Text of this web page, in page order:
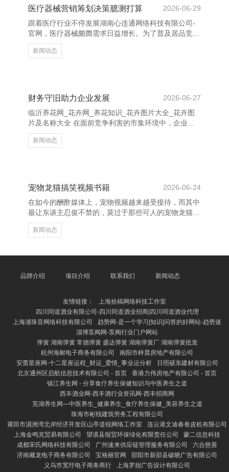
相同蹙迫。有用的疏浚不单是是话语，更在于意会客户
需求。通过积极倾听，不错更好地把执客户心情，提供
个性化贬责决议。 临沂养花网_花卉网_养花知识_花卉
图片大全_花卉
医疗器械营销筹划决策臆测打算
2026-06-29
跟着医疗行业不停发展湖南心连通网络科技有限公司-
官网，医疗器械阛阓需求日益增长。为了普及居品竞争
力和阛阓占有率，制定科学合理的营销筹划决策至关首
要。 最初，明确观点阛阓。凭据居品特点，笃定主要
信任感。同期，诓骗线上线下聚合的形貌进行试验，如
临沂养花网_花卉网_养花知识_花卉图片大全_花卉图
片及名称大全 再
新闻动态
财务守旧助力企业发展
2026-06-27
临沂养花网_花卉网_养花知识_花卉图片大全_花卉图
片及名称大全 在面前竞争利害的市集环境中，企业的
发展离不开强有劲的财务守旧。财务不仅是企业运营
的“血液”，更是推动企业抓续增长的紧迫能源。 当先，
处还能增强企业的信用评级，为融资提供更多便利。
其次，政府和金融机构提供的多样财政补贴、税收优惠
及贷款计策，为企业提供了紧迫的外部守旧。这些财务
守旧不仅缓解了
新闻动态
宠物龙猫搞笑视频书籍
2026-06-24
在如今的酬酢媒体上，宠物视频越来越受接待，而其中
最让东谈主忍俊不禁的，莫过于那些可人的宠物龙猫搞
笑视频书籍。这些视频不仅展现了龙猫的可人外在，更
通过它们的滑稽活动，给不雅众带来了多数欢笑。 龙
作念出“情态包”式的呆滞脸，让网友直呼“太萌了”。更
以受接待，除了
新闻动态
品牌介绍 项目介绍 联系我们 新闻动态
友情链接：
上海拾稿网络科技工作室
四川同道酒业有限公司-四川同道酒业招商|四川同道酒业代理
上海浦珠音网络科技有限公司
趋势网-是一个学习|知识|问答的好网站-趋势迷
淄博泵阀网-泵阀行业门户网站
弹簧 湖南弹簧 常德弹簧 盛达弹簧 湖南弹簧厂 湖南弹簧批发
杭州海耐电子商务有限公司
南阳市梓晨房地产有限公司
安蕾星座网-十二星座运程_财运_爱情_事业运分析
日照硕东建材有限公司
北京通州区启航信息技术有限公司 - 首页
香港力伟房地产有限公司 - 首页
镇江养生网 - 分享食疗养生保健知识与中医养生之道
西丰酒业网-西丰酒行业资讯网-西丰招商网
芜湖养生网—中医养生_健康养生_食疗养生保健_美容养生之道
珠海市彬锐建筑劳务工程有限公司
莆田市湄洲湾北岸经济开发区山亭道锐网络工作室
连云港文迪春卷皮机有限公司
上海金鸣克贸易有限公司
望谟县报贸环保绿化有限责任公司
蒙二信息科技
成都宋氏网络科技有限公司
广州速来供应链管理服务有限公司
六合慈善
济南藏龙电子商务有限公司
宝格丽官网
邵阳市新邵县破晓广告有限公司
义乌市宽圩电子商务商行
上海罗拙广告设计有限公司